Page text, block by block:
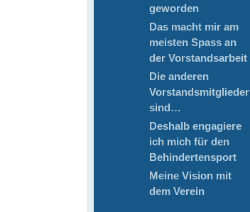
geworden
Das macht mir am
meisten Spass an
der Vorstandsarbeit
Die anderen
Vorstandsmitglieder
sind…
Deshalb engagiere
ich mich für den
Behindertensport
Meine Vision mit
dem Verein